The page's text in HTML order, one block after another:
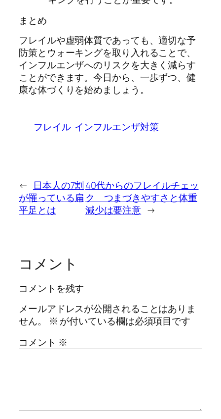
まとめ
フレイルや虚弱体質であっても、適切な予
防策とウォーキングを取り入れることで、
インフルエンザへのリスクを大きく減らす
ことができます。今日から、一歩ずつ、健
康な体づくりを始めましょう。
フレイル インフルエンザ対策
←
日本人の7割
が罹っている扁
平足とは
40代からのフレイルチェッ
ク つまづきやすさと体重
減少は要注意 →
コメント
コメントを残す
メールアドレスが公開されることはありま
せん。
※ が付いている欄は必須項目です
コメント ※